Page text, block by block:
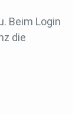
Beim Login
die